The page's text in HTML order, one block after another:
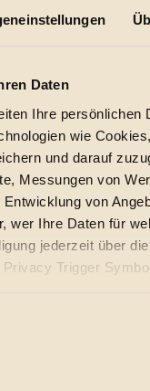
Daten
Ihre persönlichen
wie
und darauf
Messungen von
von
wer Ihre Daten für
jederzeit über
Trigger
gerne:
Markt des